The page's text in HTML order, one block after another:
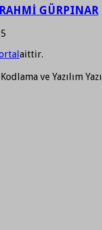
GÜRPINAR
aittir.
ve Yazılım